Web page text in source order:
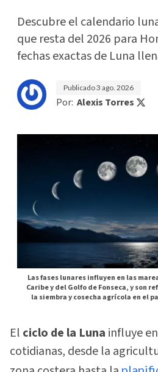
Descubre el calendario
que resta del 2026 para
fechas exactas de Luna
Publicado3 ago. 2026
Por: Alexis Torres
Las fases lunares influyen en las
Caribe y del Golfo de Fonseca, y son
la siembra y cosecha agrícola en el
El ciclo de la Luna influye
cotidianas, desde la